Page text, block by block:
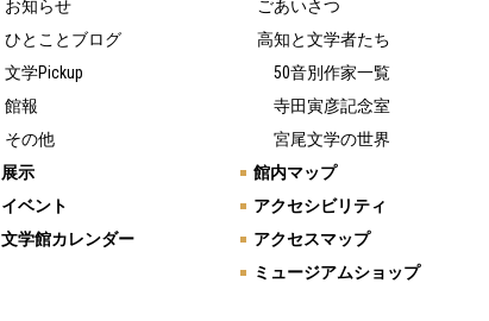
お知らせ
ひとことブログ
文学Pickup
館報
その他
展示
イベント
文学館カレンダー
ごあいさつ
高知と文学者たち
50音別作家一覧
寺田寅彦記念室
宮尾文学の世界
館内マップ
アクセシビリティ
アクセスマップ
ミュージアムショップ